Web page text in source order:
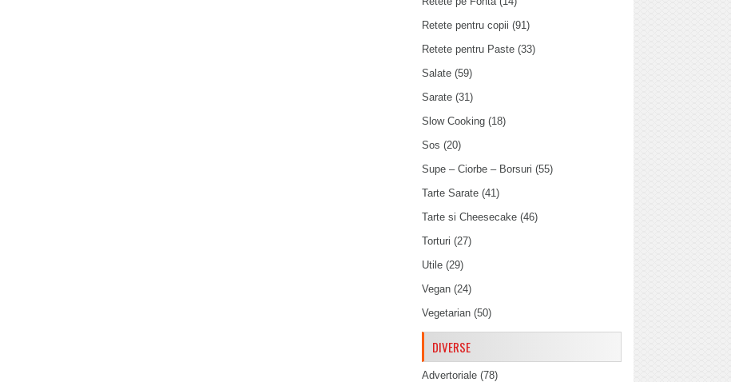
Retete pentru copii (91)
Retete pentru Paste (33)
Salate (59)
Sarate (31)
Slow Cooking (18)
Sos (20)
Supe – Ciorbe – Borsuri (55)
Tarte Sarate (41)
Tarte si Cheesecake (46)
Torturi (27)
Utile (29)
Vegan (24)
Vegetarian (50)
DIVERSE
Advertoriale (78)